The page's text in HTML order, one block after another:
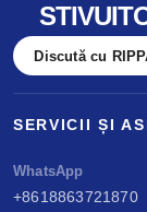
Discută cu
SERVICII ȘI
WhatsApp
+8618863721870